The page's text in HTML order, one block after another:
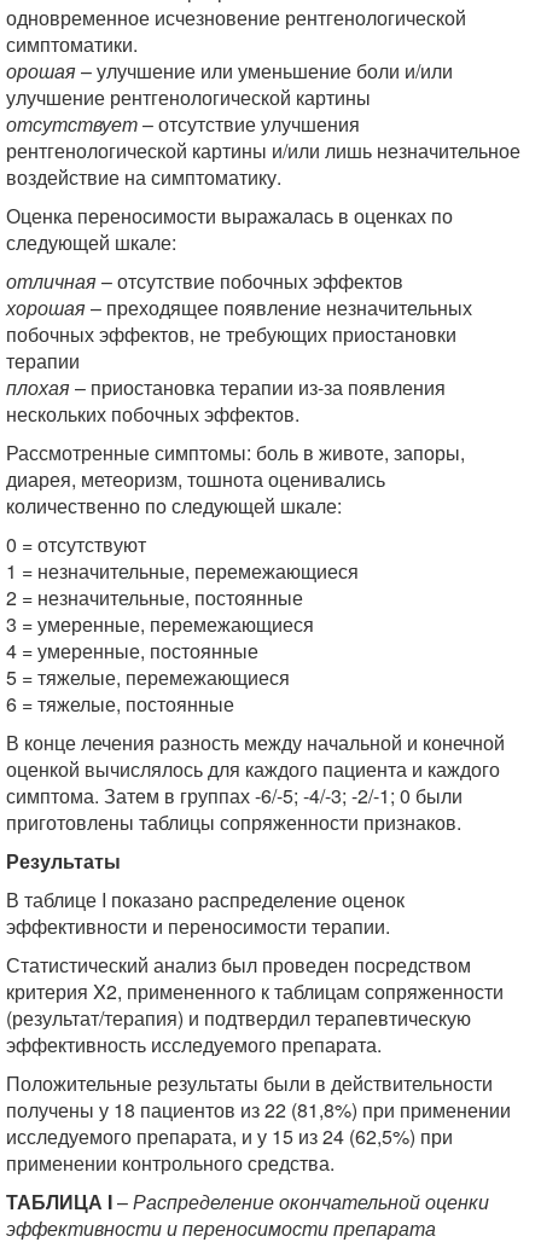
одновременное исчезновение рентгенологической
симптоматики.
орошая– улучшение или уменьшение боли и/или
улучшение рентгенологической картины
отсутствует– отсутствие улучшения
рентгенологической картины и/или лишь незначительное
воздействие на симптоматику.
Оценка переносимости выражалась в оценках по
следующей шкале:
отличная– отсутствие побочных эффектов
хорошая– преходящее появление незначительных
побочных эффектов, не требующих приостановки
терапии
плохая– приостановка терапии из-за появления
нескольких побочных эффектов.
Рассмотренные симптомы: боль в животе, запоры,
диарея, метеоризм, тошнота оценивались
количественно по следующей шкале:
0 = отсутствуют
1 = незначительные, перемежающиеся
2 = незначительные, постоянные
3 = умеренные, перемежающиеся
4 = умеренные, постоянные
5 = тяжелые, перемежающиеся
6 = тяжелые, постоянные
В конце лечения разность между начальной и конечной
оценкой вычислялось для каждого пациента и каждого
симптома. Затем в группах -6/-5; -4/-3; -2/-1; 0 были
приготовлены таблицы сопряженности признаков.
Результаты
В таблице I показано распределение оценок
эффективности и переносимости терапии.
Статистический анализ был проведен посредством
критерия X2, примененного к таблицам сопряженности
(результат/терапия) и подтвердил терапевтическую
эффективность исследуемого препарата.
Положительные результаты были в действительности
получены у 18 пациентов из 22 (81,8%) при применении
исследуемого препарата, и у 15 из 24 (62,5%) при
применении контрольного средства.
ТАБЛИЦА I–Распределение окончательной оценки
эффективности и переносимости препарата